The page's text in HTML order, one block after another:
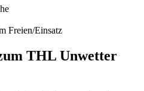
Freien/Einsatz
THL Unwetter